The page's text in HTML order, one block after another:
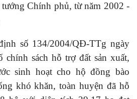
tướng Chính phủ, từnăm 2002 -
số 134/2004/QĐ-TTg ngày
chính sách hỗ trợ đất sản xuất,
sinh hoạt cho hộ đồng bào
khó khăn, toàn huyện đã hỗ